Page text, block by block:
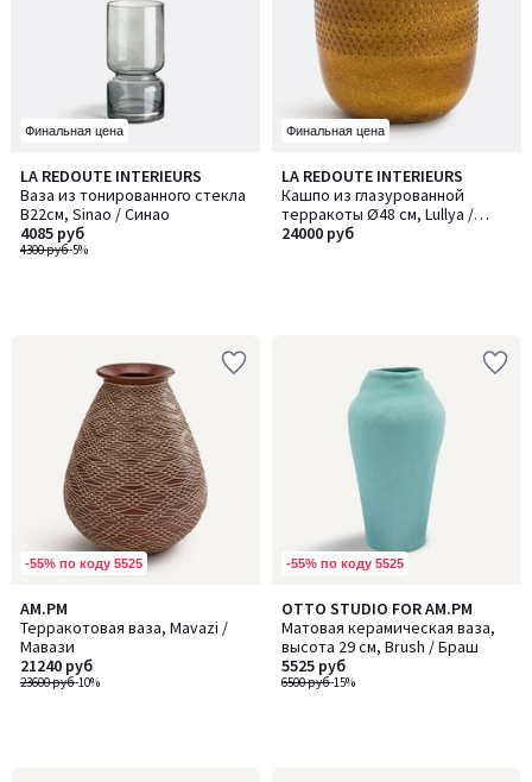
Финальная цена
LA REDOUTE INTERIEURS
Ваза из тонированного стекла
В22см, Sinao / Синао
4300 руб-5%
4085 руб
Финальная цена
LA REDOUTE INTERIEURS
Кашпо из глазурованной
терракоты Ø48 см, Lullya /
Луля
24000 руб
-55% по коду 5525
AM.PM
Терракотовая ваза, Mavazi /
Мавази
23600 руб-10%
21240 руб
-55% по коду 5525
OTTO STUDIO FOR AM.PM
Матовая керамическая ваза,
высота 29 см, Brush / Браш
6500 руб-15%
5525 руб